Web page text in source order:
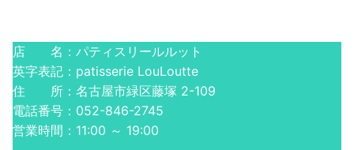
店 名：パティスリールルット
英字表記：patisserie LouLoutte
住 所：名古屋市緑区藤塚 2-109
電話番号：052-846-2745
営業時間：11:00 ～ 19:00